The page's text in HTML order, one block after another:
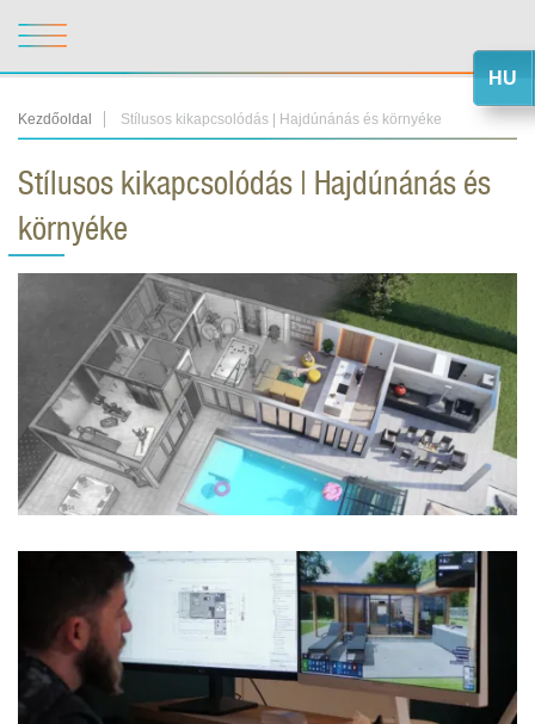
Kezdőoldal Stílusos kikapcsolódás | Hajdúnánás és környéke
Stílusos kikapcsolódás | Hajdúnánás és
környéke
HU